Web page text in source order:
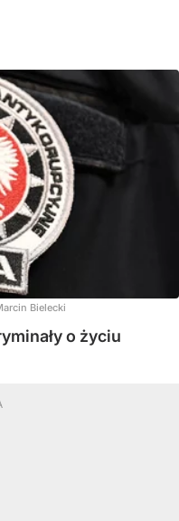
Bielecki
o życiu